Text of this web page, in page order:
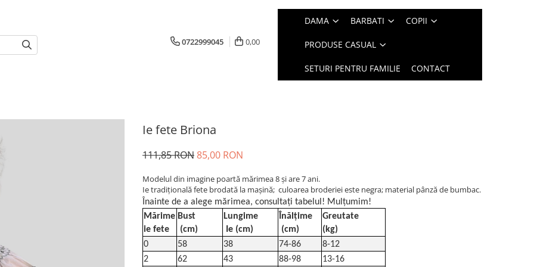
0722999045 0,00
DAMA BARBATI COPII
PRODUSE CASUAL
SETURI PENTRU FAMILIE CONTACT
Ie fete Briona
111,85 RON85,00 RON
Modelul din imagine poartă mărimea 8 și are 7 ani.
Ie tradiţională fete brodată la maşină; culoarea broderiei este negra; material pânză de bumbac.
Înainte de a alege mărimea, consultați tabelul! Mulțumim!
Mărime
ie fete
Bust
(cm)
Lungime
Ie (cm)
Înălțime
(cm)
Greutate
(kg)
0
58 38 74-86
8-12
2
62 43 88-98
13-16